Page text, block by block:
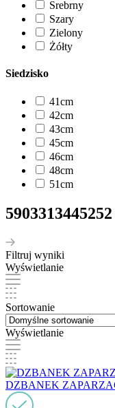
Srebrny
Szary
Zielony
Żółty
Siedzisko
41cm
42cm
43cm
45cm
46cm
48cm
51cm
5903313445252
Filtruj wyniki
Wyświetlanie
Sortowanie
Wyświetlanie
DZBANEK